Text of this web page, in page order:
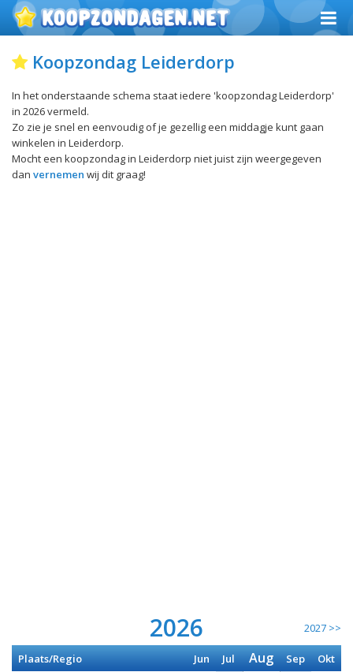
Koopzondag Leiderdorp
In het onderstaande schema staat iedere 'koopzondag Leiderdorp'
in 2026 vermeld.
Zo zie je snel en eenvoudig of je gezellig een middagje kunt gaan
winkelen in Leiderdorp.
Mocht een koopzondag in Leiderdorp niet juist zijn weergegeven
dan vernemen wij dit graag!
2026 2027 >>
Plaats/Regio Jun Jul Aug Sep Okt